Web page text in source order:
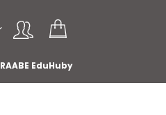
RAABE EduHuby